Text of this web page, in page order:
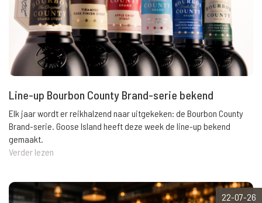
Line-up Bourbon County Brand-serie bekend
Elk jaar wordt er reikhalzend naar uitgekeken: de Bourbon County
Brand-serie. Goose Island heeft deze week de line-up bekend
gemaakt.
Verder lezen
22-07-26